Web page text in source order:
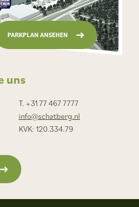
uns
T. +31 77 467 7777
info@schatberg.nl
KVK: 120.334.79
PARKPLAN ANSEHEN